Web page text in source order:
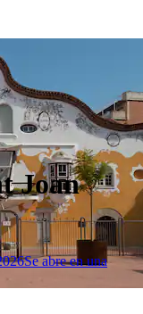
Joan
Se abre en una